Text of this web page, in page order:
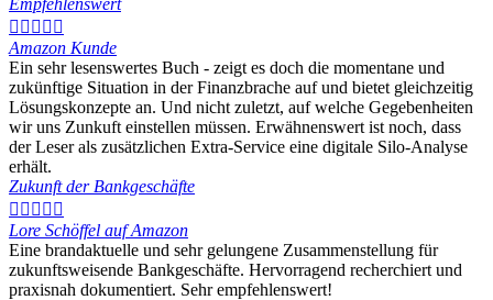
    
Amazon Kunde
Ein sehr lesenswertes Buch - zeigt es doch die momentane und
zukünftige Situation in der Finanzbrache auf und bietet gleichzeitig
Lösungskonzepte an. Und nicht zuletzt, auf welche Gegebenheiten
wir uns Zunkuft einstellen müssen. Erwähnenswert ist noch, dass
der Leser als zusätzlichen Extra-Service eine digitale Silo-Analyse
erhält.
Zukunft der Bankgeschäfte
    
Lore Schöffel auf Amazon
Eine brandaktuelle und sehr gelungene Zusammenstellung für
zukunftsweisende Bankgeschäfte. Hervorragend recherchiert und
praxisnah dokumentiert. Sehr empfehlenswert!